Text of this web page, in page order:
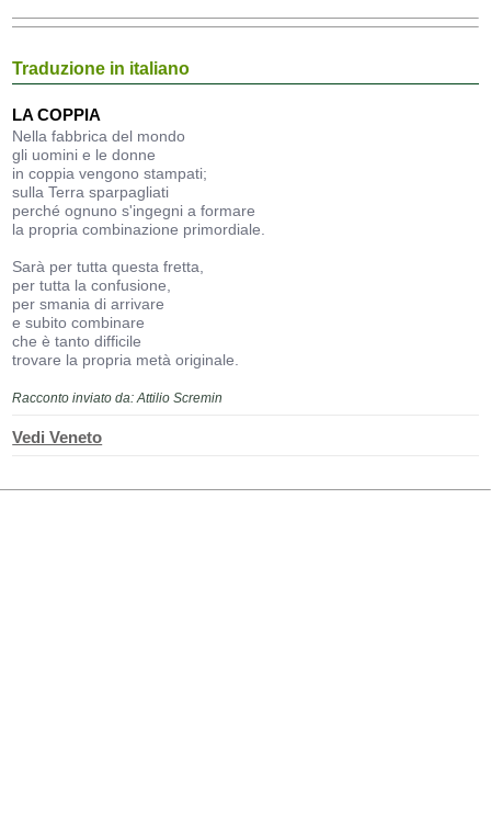
Traduzione in italiano
LA COPPIA
Nella fabbrica del mondo
gli uomini e le donne
in coppia vengono stampati;
sulla Terra sparpagliati
perché ognuno s'ingegni a formare
la propria combinazione primordiale.
Sarà per tutta questa fretta,
per tutta la confusione,
per smania di arrivare
e subito combinare
che è tanto difficile
trovare la propria metà originale.
Racconto inviato da: Attilio Scremin
Vedi Veneto